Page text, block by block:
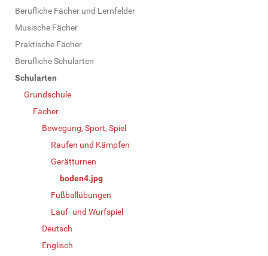
Berufliche Fächer und Lernfelder
Musische Fächer
Praktische Fächer
Berufliche Schularten
Schularten
Grundschule
Fächer
Bewegung, Sport, Spiel
Raufen und Kämpfen
Gerätturnen
boden4.jpg
Fußballübungen
Lauf- und Wurfspiel
Deutsch
Englisch